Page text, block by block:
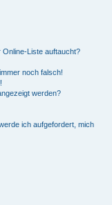
Liste auftaucht?
noch falsch!
werden?
ich aufgefordert, mich